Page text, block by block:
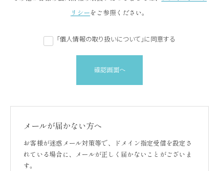
リシーをご参照ください。
「個人情報の取り扱いについて」に同意する
確認画面へ
メールが届かない方へ
お客様が迷惑メール対策等で、ドメイン指定受信を設定さ
れている場合に、メールが正しく届かないことがございま
す。